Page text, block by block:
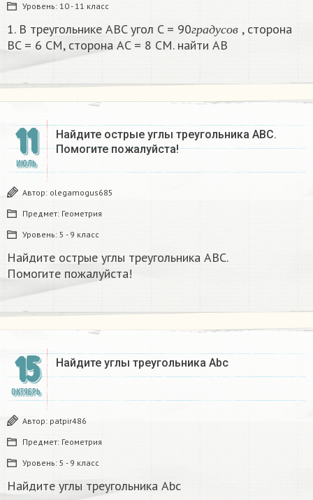
Уровень: 10 - 11 класс
1. В треугольнике ABC угол C = 90 г р а д у с о в
д
, сторона
BC = 6 СМ, сторона AC = 8 СМ. найти AB
11
ИЮЛЬ
Найдите острые углы треугольника ABC.
Помогите пожалуйста!​
Автор: olegamogus685
Предмет: Геометрия
Уровень: 5 - 9 класс
Найдите острые углы треугольника ABC.
Помогите пожалуйста!​
15
ОКТЯБРЬ
Найдите углы треугольника Abc
Автор: patpir486
Предмет: Геометрия
Уровень: 5 - 9 класс
Найдите углы треугольника Abc